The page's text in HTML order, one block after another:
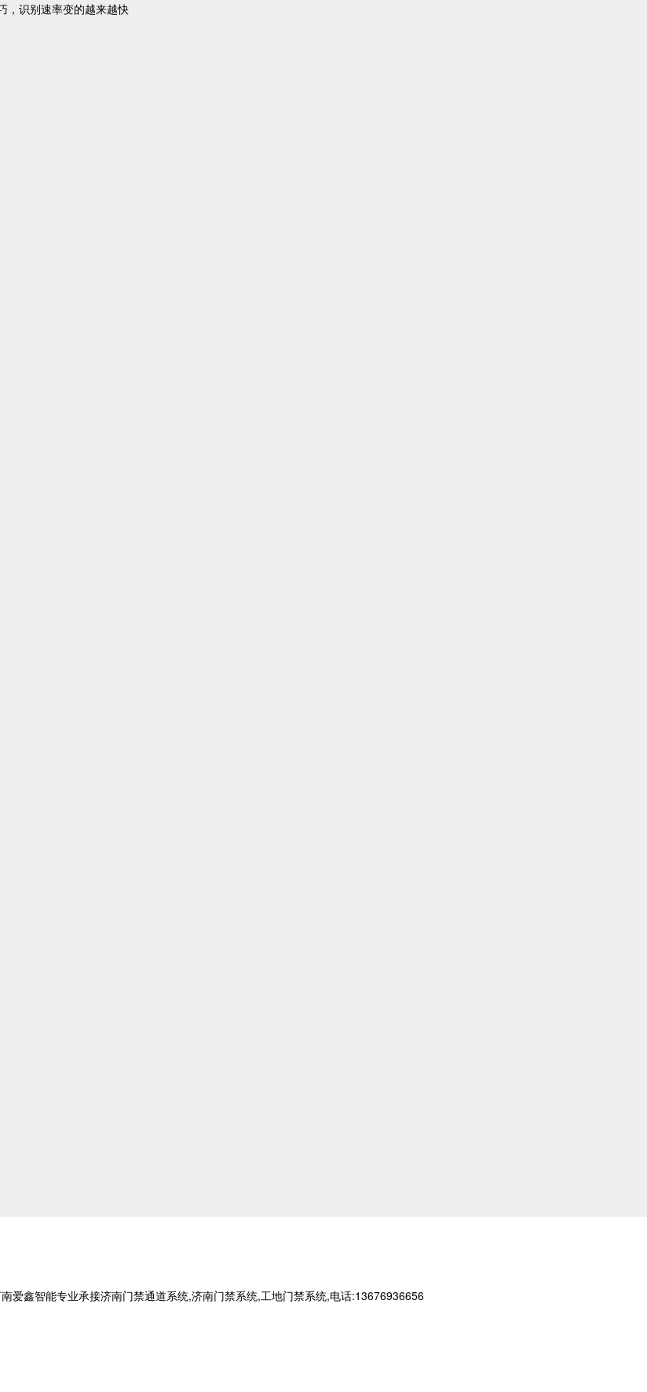
，识别速率变的越来越快
爱鑫智能专业承接济南门禁通道系统,济南门禁系统,工地门禁系统,电话:13676936656